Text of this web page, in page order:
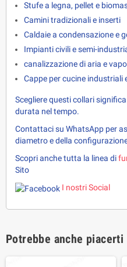
Stufe a legna, pellet e
Camini tradizionali e inserti
Caldaie a condensazione e
Impianti civili e semi-
canalizzazione di aria e
Cappe per cucine industriali
Scegliere questi collari
durata nel tempo.
Contattaci su WhatsApp per
diametro e della
Scopri anche tutta la linea di
Sito
I nostri Social
Potrebbe anche piacerti